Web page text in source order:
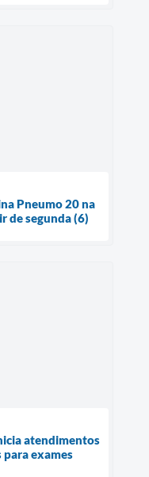
Pneumo 20 na
de segunda (6)
atendimentos
para exames